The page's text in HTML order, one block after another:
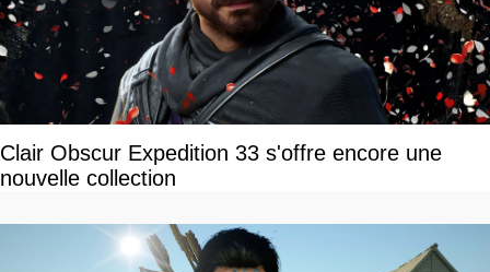
Clair Obscur Expedition 33 s'offre encore une
nouvelle collection